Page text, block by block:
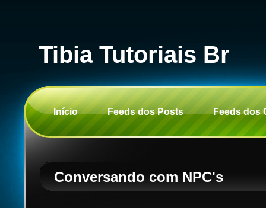
Tibia Tutoriais Br
Início Feeds dos Posts Feeds dos
Conversando com NPC's